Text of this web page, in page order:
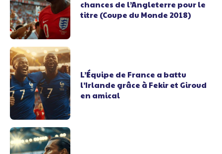
chances de l’Angleterre pour le
titre (Coupe du Monde 2018)
L’Équipe de France a battu
l’Irlande grâce à Fekir et Giroud
en amical